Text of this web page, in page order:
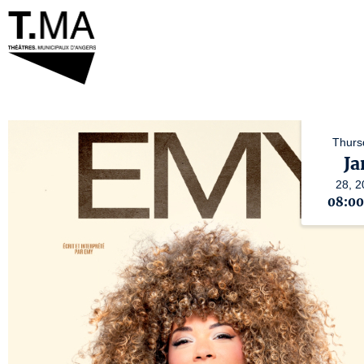
28,